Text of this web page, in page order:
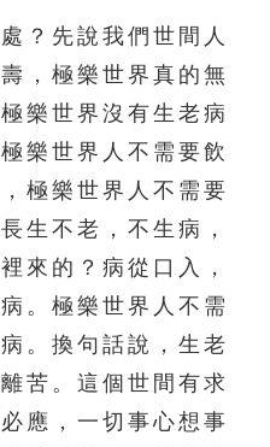
先說我們世間人
，極樂世界真的無
樂世界沒有生老病
樂世界人不需要飲
極樂世界人不需要
生不老，不生病，
來的？病從口入，
。極樂世界人不需
。換句話說，生老
苦。這個世間有求
應，一切事心想事